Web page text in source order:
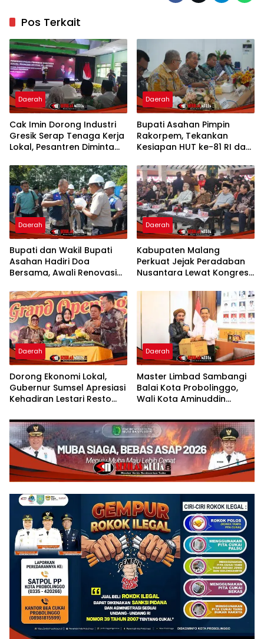
Pos Terkait
Daerah
Cak Imin Dorong Industri
Gresik Serap Tenaga Kerja
Lokal, Pesantren Diminta
Daerah
Bupati Asahan Pimpin
Rakorpem, Tekankan
Kesiapan HUT ke-81 RI dan
Prioritas 2027
Daerah
Bupati dan Wakil Bupati
Asahan Hadiri Doa
Bersama, Awali Renovasi
Daerah
Kabupaten Malang
Perkuat Jejak Peradaban
Nusantara Lewat Kongres
Daerah
Dorong Ekonomi Lokal,
Gubernur Sumsel Apresiasi
Kehadiran Lestari Resto
Opening 50%
Daerah
Master Limbad Sambangi
Balai Kota Probolinggo,
Wali Kota Aminuddin
Silaturahmi